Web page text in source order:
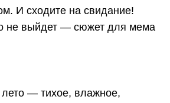
И сходите на свидание!
не выйдет — сюжет для мема
— тихое, влажное,